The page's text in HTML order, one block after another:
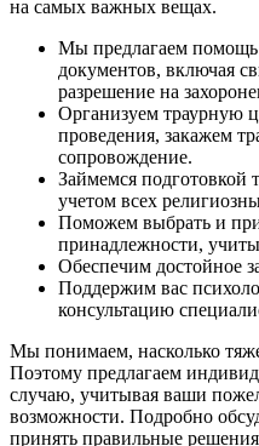
на самых важных вещах.
Мы предлагаем
документов, включая
разрешение на
Организуем траурную
проведения, закажем
сопровождение.
Займемся подготовкой
учетом всех
Поможем выбрать и
принадлежности,
Обеспечим достойное
Поддержим вас
консультацию
Мы понимаем, насколько
Поэтому предлагаем
случаю, учитывая ваши
возможности. Подробно
принять правильные